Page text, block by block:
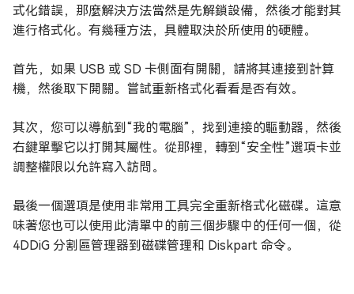
式化錯誤，那麼解決方法當然是先解鎖設備，然後才能對其
進行格式化。有幾種方法，具體取決於所使用的硬體。
首先，如果 USB 或 SD 卡側面有開關，請將其連接到計算
機，然後取下開關。嘗試重新格式化看看是否有效。
其次，您可以導航到“我的電腦”，找到連接的驅動器，然後
右鍵單擊它以打開其屬性。從那裡，轉到“安全性”選項卡並
調整權限以允許寫入訪問。
最後一個選項是使用非常用工具完全重新格式化磁碟。這意
味著您也可以使用此清單中的前三個步驟中的任何一個，從
4DDiG 分割區管理器到磁碟管理和 Diskpart 命令。